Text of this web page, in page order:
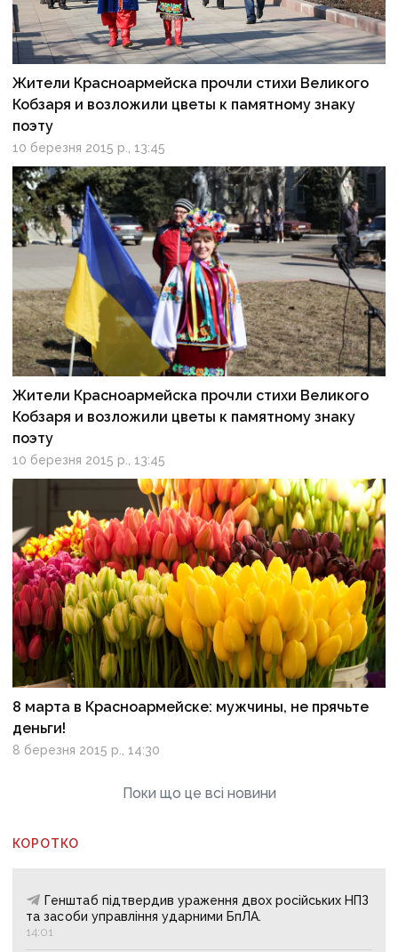
Жители Красноармейска прочли стихи Великого
Кобзаря и возложили цветы к памятному знаку
поэту
10 березня 2015 р., 13:45
Жители Красноармейска прочли стихи Великого
Кобзаря и возложили цветы к памятному знаку
поэту
10 березня 2015 р., 13:45
8 марта в Красноармейске: мужчины, не прячьте
деньги!
8 березня 2015 р., 14:30
Поки що це всі новини
КОРОТКО
Генштаб підтвердив ураження двох російських НПЗ
та засоби управління ударними БпЛА.
14:01